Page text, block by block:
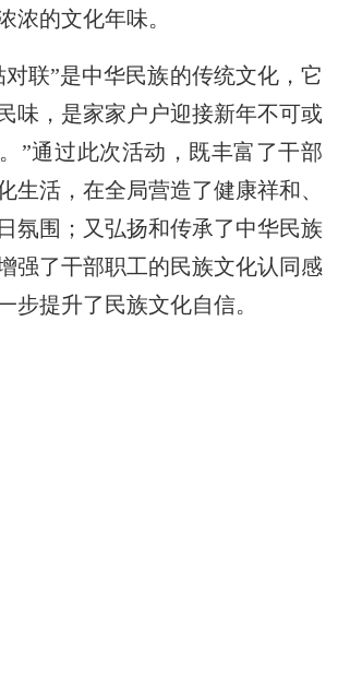
浓的文化年味。
联”是中华民族的传统文化，它
味，是家家户户迎接新年不可或
”通过此次活动，既丰富了干部
生活，在全局营造了健康祥和、
氛围；又弘扬和传承了中华民族
强了干部职工的民族文化认同感
步提升了民族文化自信。